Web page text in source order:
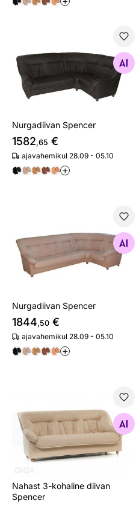
Otsi sarnaseid
Nurgadiivan Spencer
1582,65 €
ajavahemikul 28.09 - 05.10
+
Otsi sarnaseid
Nurgadiivan Spencer
1844,50 €
ajavahemikul 28.09 - 05.10
+
Nahast 3-kohaline diivan
Otsi sarnaseid
Nahast 3-kohaline diivan
Spencer